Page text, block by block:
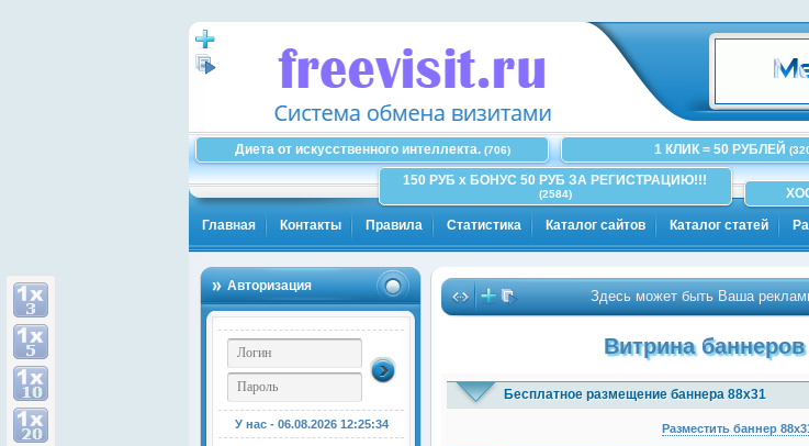
Диета от искусственного интеллекта.(706) 1 КЛИК = 50 РУБЛЕЙ
150 РУБ x БОНУС 50 РУБ ЗА РЕГИСТРАЦИЮ!!!
(2584)
Главная Контакты Правила Статистика Каталог сайтов Каталог статей
Авторизация
У нас - 06.08.2026 12:25:35
Здесь может быть Ваша рекламная
Витрина баннеров
Бесплатное размещение баннера 88х31
Разместить баннер